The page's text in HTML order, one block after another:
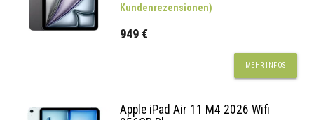
Kundenrezensionen)
949 €
MEHR INFOS
Apple iPad Air 11 M4 2026 Wifi